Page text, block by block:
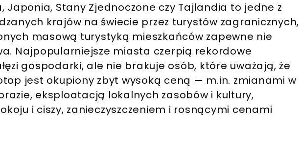
Japonia, Stany Zjednoczone czy Tajlandia to jedne z
krajów na świecie przez turystów zagranicznych,
masową turystyką mieszkańców zapewne nie
Najpopularniejsze miasta czerpią rekordowe
gospodarki, ale nie brakuje osób, które uważają, że
jest okupiony zbyt wysoką ceną — m.in. zmianami w
eksploatacją lokalnych zasobów i kultury,
i ciszy, zanieczyszczeniem i rosnącymi cenami